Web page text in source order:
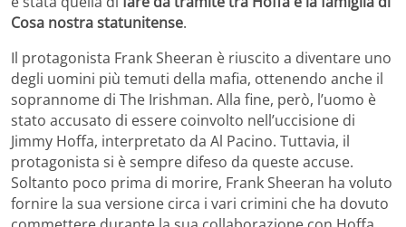
Cosa nostra statunitense.
Il protagonista Frank Sheeran è riuscito a diventare uno
degli uomini più temuti della mafia, ottenendo anche il
soprannome di The Irishman. Alla fine, però, l’uomo è
stato accusato di essere coinvolto nell’uccisione di
Jimmy Hoffa, interpretato da Al Pacino. Tuttavia, il
protagonista si è sempre difeso da queste accuse.
Soltanto poco prima di morire, Frank Sheeran ha voluto
fornire la sua versione circa i vari crimini che ha dovuto